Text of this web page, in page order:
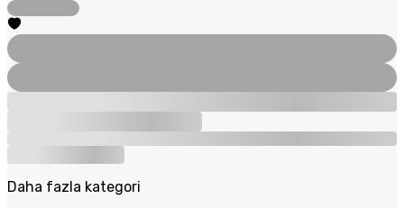
Daha fazla kategori